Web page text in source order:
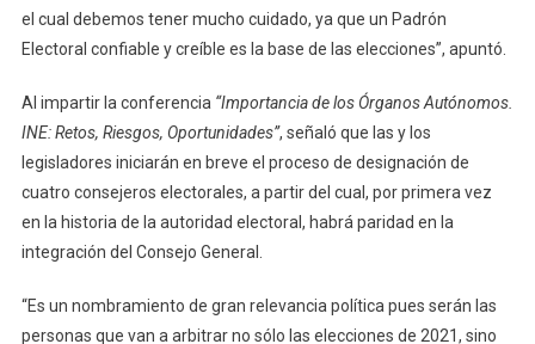
el cual debemos tener mucho cuidado, ya que un Padrón
Electoral confiable y creíble es la base de las elecciones”, apuntó.
Al impartir la conferencia “Importancia de los Órganos Autónomos.
INE: Retos, Riesgos, Oportunidades”, señaló que las y los
legisladores iniciarán en breve el proceso de designación de
cuatro consejeros electorales, a partir del cual, por primera vez
en la historia de la autoridad electoral, habrá paridad en la
integración del Consejo General.
“Es un nombramiento de gran relevancia política pues serán las
personas que van a arbitrar no sólo las elecciones de 2021, sino